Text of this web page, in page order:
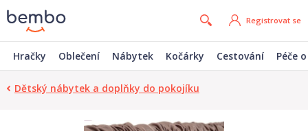
Registrovat se
Hračky Oblečení Nábytek Kočárky Cestování Péče
Dětský nábytek a doplňky do pokojíku